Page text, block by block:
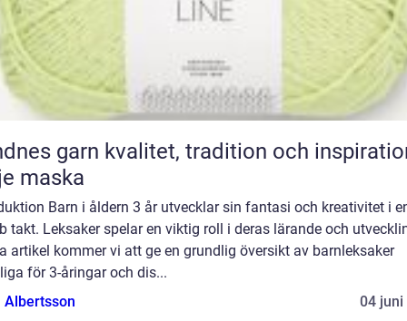
kvalitet, tradition och inspiration i
maska
Barn i åldern 3 år utvecklar sin fantasi och kreativitet i
takt. Leksaker spelar en viktig roll i deras lärande och
artikel kommer vi att ge en grundlig översikt av barnleksaker
för 3-åringar och dis...
Albertsson
04 juni